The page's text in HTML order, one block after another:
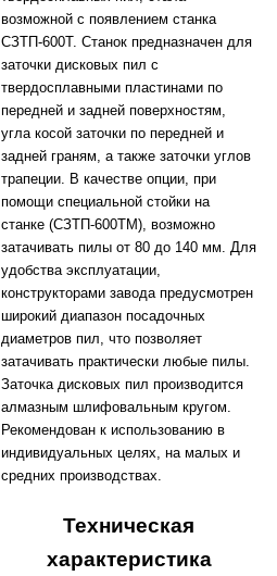
возможной с появлением станка
СЗТП-600Т. Станок предназначен для
заточки дисковых пил с
твердосплавными пластинами по
передней и задней поверхностям,
угла косой заточки по передней и
задней граням, а также заточки углов
трапеции. В качестве опции, при
помощи специальной стойки на
станке (СЗТП-600ТМ), возможно
затачивать пилы от 80 до 140 мм. Для
удобства эксплуатации,
конструкторами завода предусмотрен
широкий диапазон посадочных
диаметров пил, что позволяет
затачивать практически любые пилы.
Заточка дисковых пил производится
алмазным шлифовальным кругом.
Рекомендован к использованию в
индивидуальных целях, на малых и
средних производствах.
Техническая
характеристика